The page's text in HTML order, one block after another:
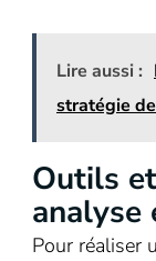
Lire aussi :
stratégie
Outils
analyse
Pour réaliser